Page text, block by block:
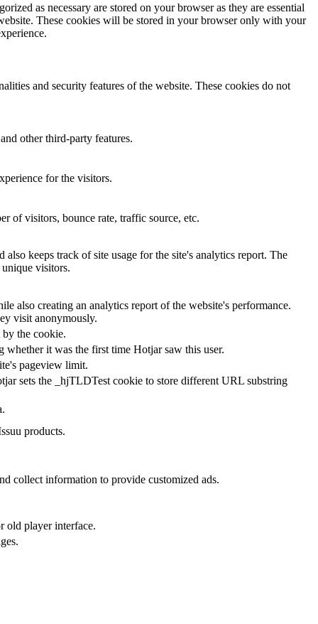
as necessary are stored on your browser as they are essential
These cookies will be stored in your browser only with your
and security features of the website. These cookies do not
other third-party features.
for the visitors.
of visitors, bounce rate, traffic source, etc.
keeps track of site usage for the site's analytics report. The
visitors.
also creating an analytics report of the website's performance.
visit anonymously.
by the cookie.
whether it was the first time Hotjar saw this user.
pageview limit.
sets the _hjTLDTest cookie to store different URL substring
products.
collect information to provide customized ads.
old player interface.